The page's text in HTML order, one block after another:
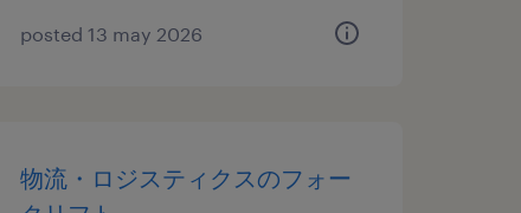
posted 13 may 2026
物流・ロジスティクスのフォー